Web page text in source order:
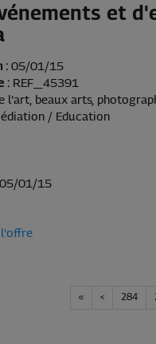
et
: 05/01/15
: REF_45391
l'art, beaux arts,
/ Education
05/01/15
l'offre
« < 284